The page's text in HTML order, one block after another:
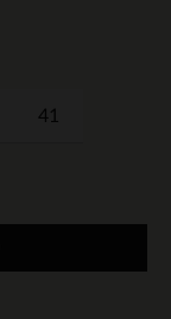
41